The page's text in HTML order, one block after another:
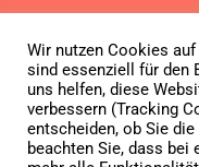
Datenschutz
Wir nutzen Cookies
sind essenziell für den
uns helfen, diese
verbessern (Tracking
entscheiden, ob Sie
beachten Sie, dass